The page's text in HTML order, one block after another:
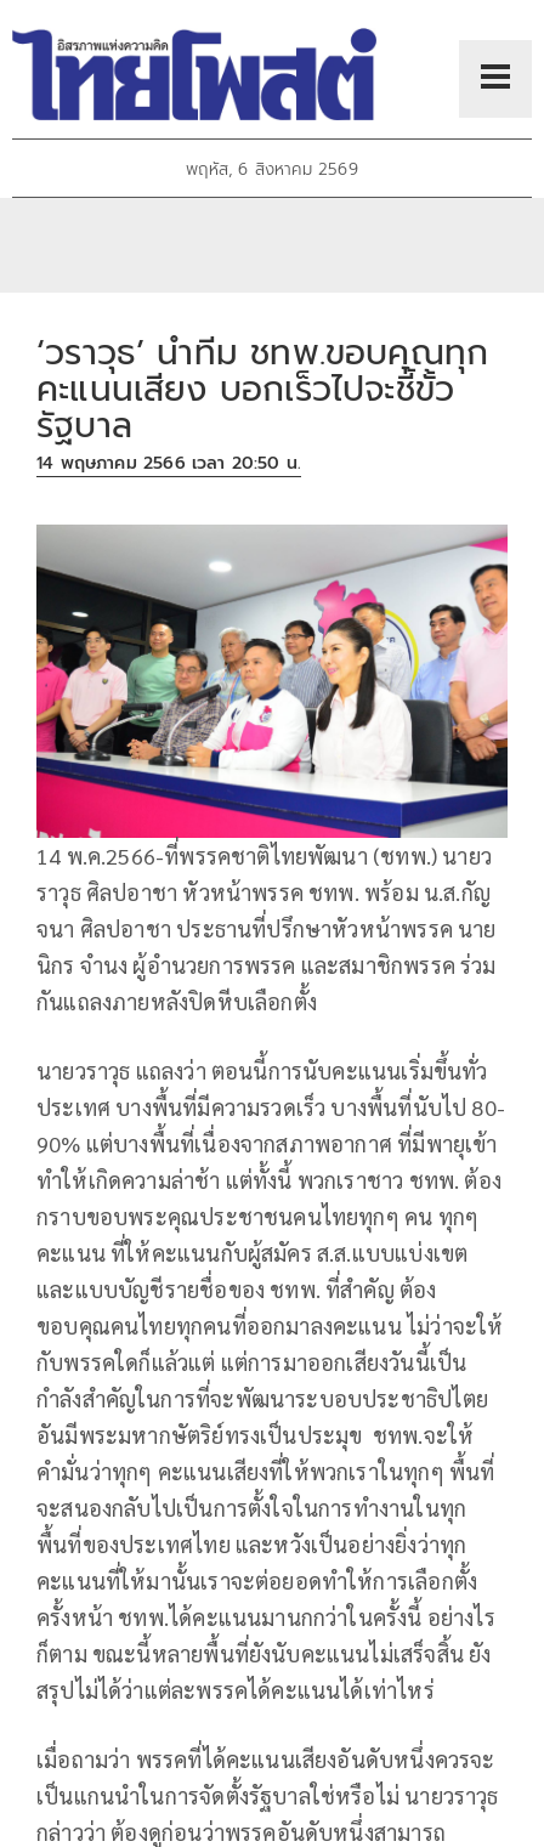
พฤหัส, 6 สิงหาคม 2569
‘วราวุธ’ นำทีม ชทพ.ขอบคุณทุก
คะแนนเสียง บอกเร็วไปจะชี้ขั้ว
รัฐบาล
14 พฤษภาคม 2566 เวลา 20:50 น.
14 พ.ค.2566-ที่พรรคชาติไทยพัฒนา (ชทพ.) นายว
ราวุธ ศิลปอาชา หัวหน้าพรรค ชทพ. พร้อม น.ส.กัญ
จนา ศิลปอาชา ประธานที่ปรึกษาหัวหน้าพรรค นาย
นิกร จำนง ผู้อำนวยการพรรค และสมาชิกพรรค ร่วม
กันแถลงภายหลังปิดหีบเลือกตั้ง
นายวราวุธ แถลงว่า ตอนนี้การนับคะแนนเริ่มขึ้นทั่ว
ประเทศ บางพื้นที่มีความรวดเร็ว บางพื้นที่นับไป 80-
90% แต่บางพื้นที่เนื่องจากสภาพอากาศ ที่มีพายุเข้า
ทำให้เกิดความล่าช้า แต่ทั้งนี้ พวกเราชาว ชทพ. ต้อง
กราบขอบพระคุณประชาชนคนไทยทุกๆ คน ทุกๆ
คะแนน ที่ให้คะแนนกับผู้สมัคร ส.ส.แบบแบ่งเขต
และแบบบัญชีรายชื่อของ ชทพ. ที่สำคัญ ต้อง
ขอบคุณคนไทยทุกคนที่ออกมาลงคะแนน ไม่ว่าจะให้
กับพรรคใดก็แล้วแต่ แต่การมาออกเสียงวันนี้เป็น
กำลังสำคัญในการที่จะพัฒนาระบอบประชาธิปไตย
อันมีพระมหากษัตริย์ทรงเป็นประมุข ชทพ.จะให้
คำมั่นว่าทุกๆ คะแนนเสียงที่ให้พวกเราในทุกๆ พื้นที่
จะสนองกลับไปเป็นการตั้งใจในการทำงานในทุก
พื้นที่ของประเทศไทย และหวังเป็นอย่างยิ่งว่าทุก
คะแนนที่ให้มานั้นเราจะต่อยอดทำให้การเลือกตั้ง
ครั้งหน้า ชทพ.ได้คะแนนมานกกว่าในครั้งนี้ อย่างไร
ก็ตาม ขณะนี้หลายพื้นที่ยังนับคะแนนไม่เสร็จสิ้น ยัง
สรุปไม่ได้ว่าแต่ละพรรคได้คะแนนได้เท่าไหร่
เมื่อถามว่า พรรคที่ได้คะแนนเสียงอันดับหนึ่งควรจะ
เป็นแกนนำในการจัดตั้งรัฐบาลใช่หรือไม่ นายวราวุธ
กล่าวว่า ต้องดูก่อนว่าพรรคอันดับหนึ่งสามารถ